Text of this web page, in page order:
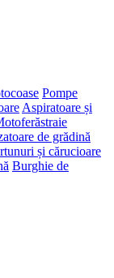
Pompe
Aspiratoare și
de grădină
și cărucioare
Burghie de